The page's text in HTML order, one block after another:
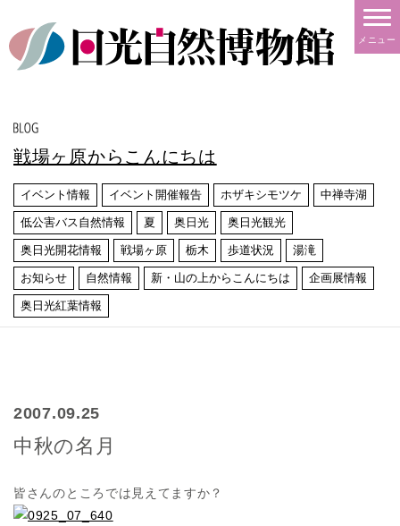
メニュー
戦場ヶ原からこんにちは
イベント情報 イベント開催報告 ホザキシモツケ 中禅寺湖
低公害バス自然情報 夏 奥日光 奥日光観光
奥日光開花情報 戦場ヶ原 栃木 歩道状況 湯滝
お知らせ 自然情報 新・山の上からこんにちは 企画展情報
奥日光紅葉情報
2007.09.25
中秋の名月
皆さんのところでは見えてますか？